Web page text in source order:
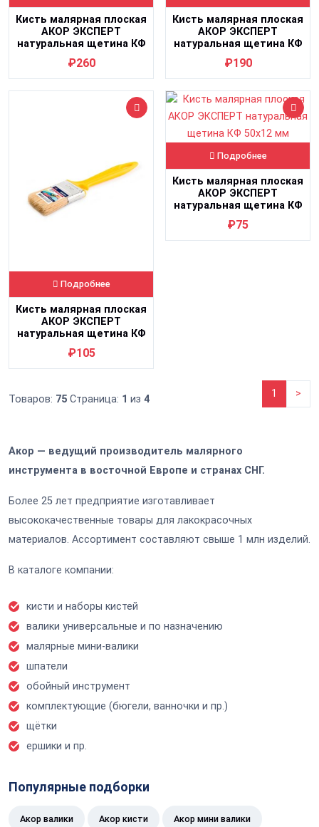
Кисть малярная плоская
АКОР ЭКСПЕРТ
натуральная щетина КФ
120х12 мм
₽260
Кисть малярная плоская
АКОР ЭКСПЕРТ
натуральная щетина КФ
100х12 мм
₽190
Подробнее
Кисть малярная плоская
АКОР ЭКСПЕРТ
натуральная щетина КФ
70х12 мм
₽105
Подробнее
Кисть малярная плоская
АКОР ЭКСПЕРТ
натуральная щетина КФ
50х12 мм
₽75
Товаров: 75 Страница: 1 из 4 1 >
Акор — ведущий производитель малярного
инструмента в восточной Европе и странах СНГ.
Более 25 лет предприятие изготавливает
высококачественные товары для лакокрасочных
материалов. Ассортимент составляют свыше 1 млн изделий.
В каталоге компании:
кисти и наборы кистей
валики универсальные и по назначению
малярные мини-валики
шпатели
обойный инструмент
комплектующие (бюгели, ванночки и пр.)
щётки
ершики и пр.
Популярные подборки
Акор валики Акор кисти Акор мини валики